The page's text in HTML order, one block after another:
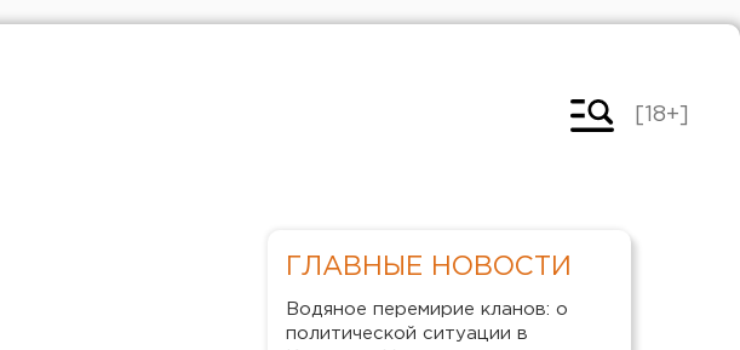
[18+]
ГЛАВНЫЕ НОВОСТИ
Водяное перемирие кланов: о
политической ситуации в